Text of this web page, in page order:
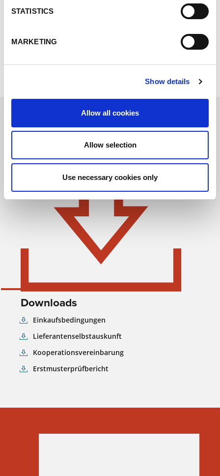
STATISTICS
MARKETING
Show details
Allow all cookies
Allow selection
Use necessary cookies only
Daher sind für uns Lieferantenaudits und Qualitäts-
Selbstverständlichkeit. Mit freigegeben Lieferanten
streben wir eine permanente Verbesserung der
Downloads
Einkaufsbedingungen
Lieferantenselbstauskunft
Kooperationsvereinbarung
Erstmusterprüfbericht